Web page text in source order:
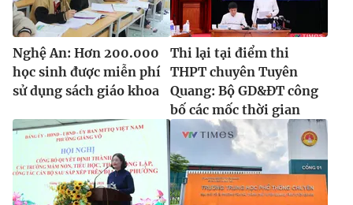
Nghệ An: Hơn 200.000
học sinh được miễn phí
sử dụng sách giáo khoa
Thi lại tại điểm thi
THPT chuyên Tuyên
Quang: Bộ GD&ĐT công
bố các mốc thời gian